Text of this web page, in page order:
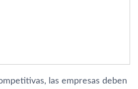
las empresas deben